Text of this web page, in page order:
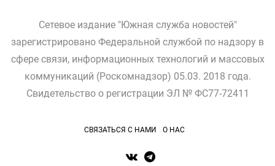
Сетевое издание "Южная служба новостей"
зарегистрировано Федеральной службой по надзору в
сфере связи, информационных технологий и массовых
коммуникаций (Роскомнадзор) 05.03. 2018 года.
Свидетельство о регистрации ЭЛ № ФС77-72411
СВЯЗАТЬСЯ С НАМИ О НАС